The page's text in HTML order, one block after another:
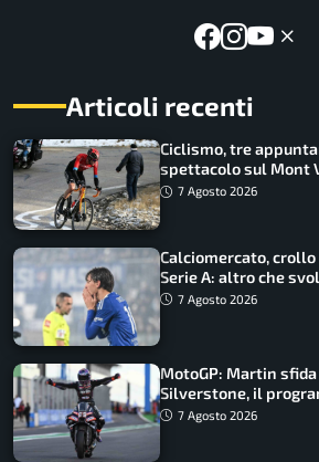
Articoli recenti
Ciclismo, tre
spettacolo sul Mont
come vederli
7 Agosto 2026
Calciomercato,
Serie A: altro che
7 Agosto 2026
MotoGP: Martin
Silverstone, il
7 Agosto 2026